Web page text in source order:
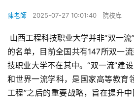
陳老師 2025-07-27 10:01:40 院校库
的名单，目前全国共有147所双一
技职业大学不在其中。“双一流”建
和世界一流学科，是国家高等教育
工程”之后的重要战略，旨在提升